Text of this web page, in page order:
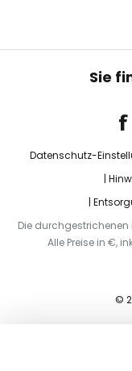
Sie
Datenschutz-
Die durchgestrichenen
Alle Preise in €,
©